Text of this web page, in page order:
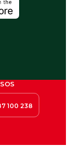
SOS
100 238